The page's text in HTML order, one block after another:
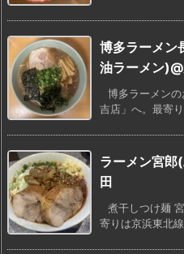
博多ラーメン
油ラーメン
博多ラーメン
吉店」へ。最寄
ラーメン宮郎
田
煮干しつけ麺
寄りは京浜東北